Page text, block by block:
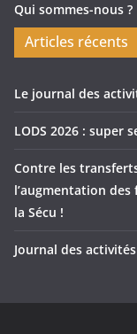
Qui sommes-nous ?
Articles récents
Le journal des
LODS 2026 : super
Contre les
l’augmentation
la Sécu !
Journal des